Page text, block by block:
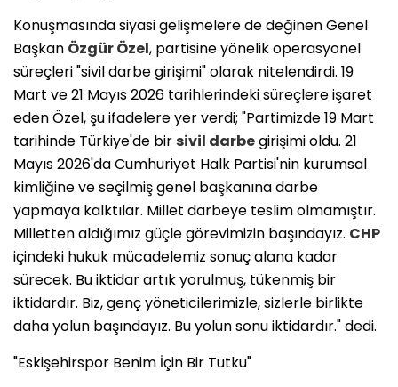
​Konuşmasında siyasi gelişmelere de değinen Genel
Başkan Özgür Özel, partisine yönelik operasyonel
süreçleri "sivil darbe girişimi" olarak nitelendirdi. 19
Mart ve 21 Mayıs 2026 tarihlerindeki süreçlere işaret
eden Özel, şu ifadelere yer verdi; "Partimizde 19 Mart
tarihinde Türkiye'de birsivil darbegirişimi oldu. 21
Mayıs 2026'da Cumhuriyet Halk Partisi'nin kurumsal
kimliğine ve seçilmiş genel başkanına darbe
yapmaya kalktılar. Millet darbeye teslim olmamıştır.
Milletten aldığımız güçle görevimizin başındayız. CHP
içindeki hukuk mücadelemiz sonuç alana kadar
sürecek. Bu iktidar artık yorulmuş, tükenmiş bir
iktidardır. Biz, genç yöneticilerimizle, sizlerle birlikte
daha yolun başındayız. Bu yolun sonu iktidardır." dedi.
​"Eskişehirspor Benim İçin Bir Tutku"